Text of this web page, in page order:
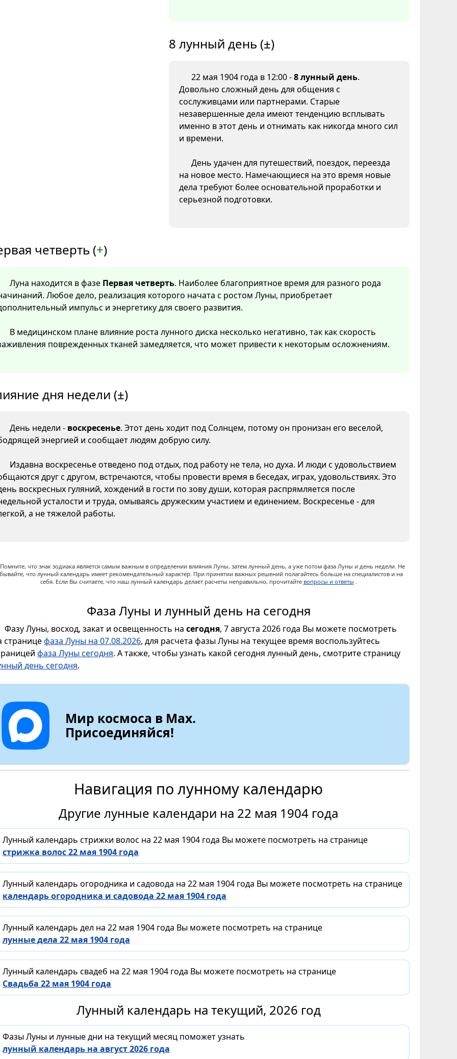
8 лунный день (±)
22 мая 1904 года в 12:00 -8 лунный день.
Довольно сложный день для общения с
сослуживцами или партнерами. Старые
незавершенные дела имеют тенденцию всплывать
именно в этот день и отнимать как никогда много сил
и времени.
День удачен для путешествий, поездок, переезда
на новое место. Намечающиеся на это время новые
дела требуют более основательной проработки и
серьезной подготовки.
четверть (+)
Луна находится в фазе Первая четверть. Наиболее благоприятное время для разного рода
Любое дело, реализация которого начата с ростом Луны, приобретает
импульс и энергетику для своего развития.
В медицинском плане влияние роста лунного диска несколько негативно, так как скорость
поврежденных тканей замедляется, что может привести к некоторым осложнениям.
дня недели (±)
День недели - воскресенье. Этот день ходит под Солнцем, потому он пронизан его веселой,
энергией и сообщает людям добрую силу.
Издавна воскресенье отведено под отдых, под работу не тела, но духа. И люди с удовольствием
друг с другом, встречаются, чтобы провести время в беседах, играх, удовольствиях. Это
воскресных гуляний, хождений в гости по зову души, которая распрямляется после
усталости и труда, омываясь дружеским участием и единением. Воскресенье - для
а не тяжелой работы.
Помните, что знак зодиака является самым важным в определении влияния Луны, затем лунный день, а уже потом фаза Луны и день недели. Не
что лунный календарь имеет рекомендательный характер. При принятии важных решений полагайтесь больше на специалистов и на
себя. Если Вы считаете, что наш лунный календарь делает расчеты неправильно, прочитайте вопросы и ответы .
Фаза Луны и лунный день на сегодня
Фазу Луны, восход, закат и освещенность на сегодня, 7 августа 2026 года Вы можете посмотреть
страницефаза Луны на 07.08.2026, для расчета фазы Луны на текущее время воспользуйтесь
фаза Луны сегодня. А также, чтобы узнать какой сегодня лунный день, смотрите страницу
день сегодня.
Мир космоса в Max.
Присоединяйся!
Навигация по лунному календарю
Другие лунные календари на 22 мая 1904 года
Лунный календарь стрижки волос на 22 мая 1904 года Вы можете посмотреть на странице
стрижка волос 22 мая 1904 года
Лунный календарь огородника и садовода на 22 мая 1904 года Вы можете посмотреть на странице
календарь огородника и садовода 22 мая 1904 года
Лунный календарь дел на 22 мая 1904 года Вы можете посмотреть на странице
лунные дела 22 мая 1904 года
Лунный календарь свадеб на 22 мая 1904 года Вы можете посмотреть на странице
Свадьба 22 мая 1904 года
Лунный календарь на текущий, 2026 год
Фазы Луны и лунные дни на текущий месяц поможет узнать
лунный календарь на август 2026 года